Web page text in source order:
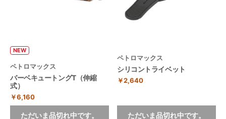
NEW
ペトロマックス
バーベキュートングT（伸縮
式）
￥6,160
ただいま品切れ中です。
ペトロマックス
シリコントライベット
￥2,640
ただいま品切れ中です。